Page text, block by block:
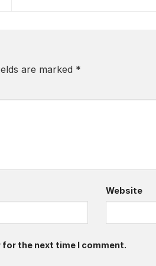
are marked *
Website
the next time I comment.